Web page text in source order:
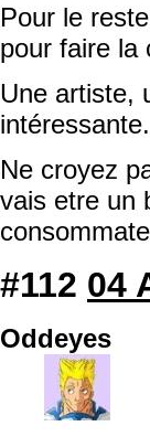
Pour le
pour faire la
Une artiste,
intéressante.
Ne croyez
vais etre un
#112 04
Oddeyes